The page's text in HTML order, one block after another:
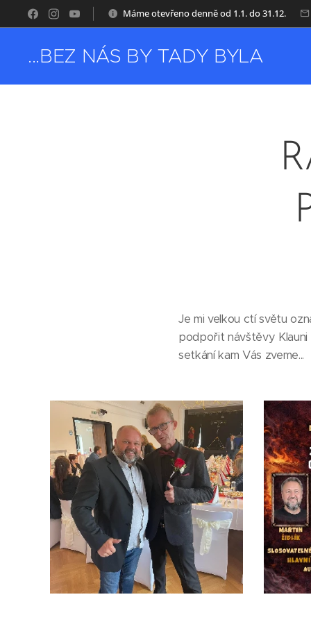
Máme otevřeno denně od 1.1. do 31.12.
...BEZ NÁS BY TADY BYLA
NUDA
Je mi velkou ctí světu
podpořit návštěvy Klauni
setkání kam Vás zveme...